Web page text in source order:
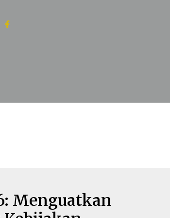
Facebook-
f
Menguatkan